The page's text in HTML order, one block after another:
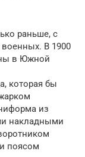
раньше, с
В 1900
в Южной
которая бы
из
накладными
поясом